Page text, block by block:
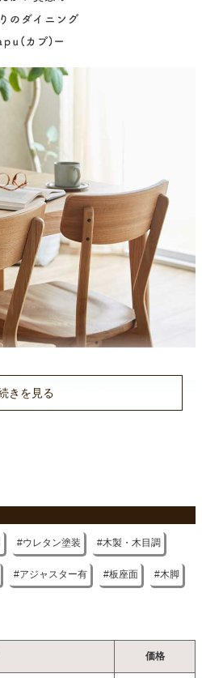
ウレタン塗装 木製・木目調
アジャスター有 板座面 木脚
価格